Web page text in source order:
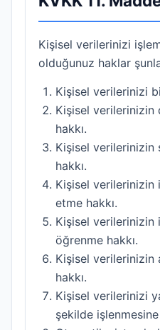
Kişisel verilerinizi
olduğunuz haklar
Kişisel verilerinizi
Kişisel verilerinizin
hakkı.
Kişisel verilerinizin
hakkı.
Kişisel verilerinizin
etme hakkı.
Kişisel verilerinizin
öğrenme hakkı.
Kişisel verilerinizin
hakkı.
Kişisel verilerinizi
şekilde